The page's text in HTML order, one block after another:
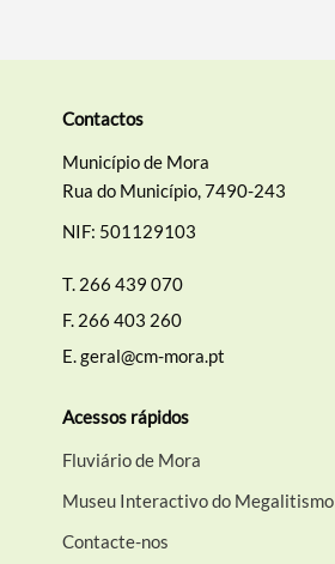
Contactos
Município de Mora
Rua do Município, 7490-243
NIF: 501129103
T. 266 439 070
F. 266 403 260
E.geral@cm-mora.pt
Acessos rápidos
Fluviário de Mora
Museu Interactivo do Megalitismo
Contacte-nos